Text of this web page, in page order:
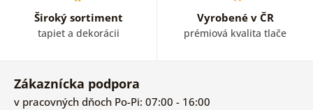
Široký sortiment
tapiet a dekorácii
Vyrobené v ČR
prémiová kvalita tlače
Zákaznícka podpora
v pracovných dňoch Po-Pi: 07:00 - 16:00